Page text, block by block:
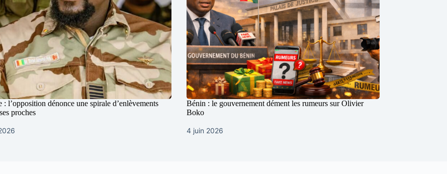
: l’opposition dénonce une spirale d’enlèvements
proches
Bénin : le gouvernement dément les rumeurs sur Olivier
Boko
4 juin 2026